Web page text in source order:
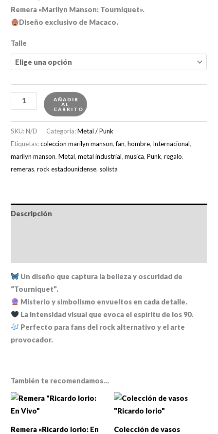
Remera «Marilyn Manson: Tourniquet».
Diseño exclusivo de Macaco.
Talle
Remera
"Marilyn
Manson:
Tourniquet"
cantidad
AÑADIR
AL
CARRITO
SKU:N/D Categoría:Metal / Punk
Etiquetas:coleccion marilyn manson,fan,hombre, Internacional,
marilyn manson,Metal,metal industrial,musica,Punk,regalo,
remeras,rock estadounidense, solista
Descripción
Un diseño que captura la belleza y oscuridad de
“Tourniquet”.
Misterio y simbolismo envueltos en cada detalle.
La intensidad visual que evoca el espíritu de los 90.
Perfecto para fans del rock alternativo y el arte
provocador.
También te recomendamos…
Remera «Ricardo Iorio: En
Colección de vasos